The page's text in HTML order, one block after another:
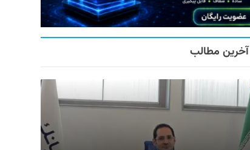
آخرین مطالب